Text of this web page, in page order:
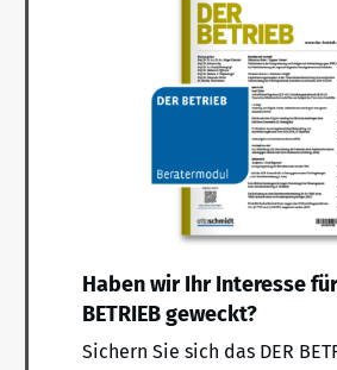
Haben wir Ihr Interesse für
BETRIEB geweckt?
Sichern Sie sich das DER